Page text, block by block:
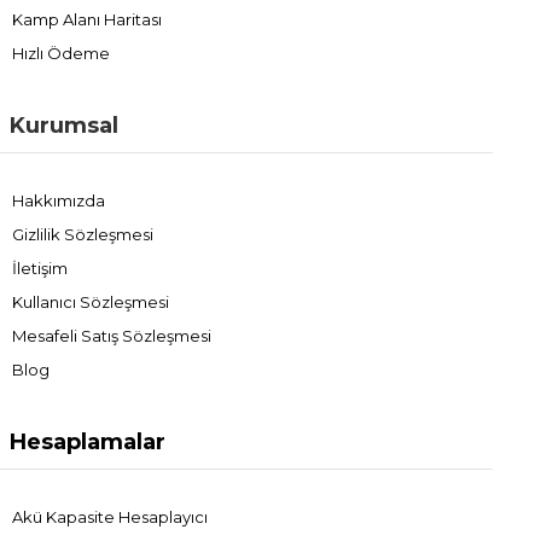
Kamp Alanı Haritası
Hızlı Ödeme
Kurumsal
Hakkımızda
Gizlilik Sözleşmesi
İletişim
Kullanıcı Sözleşmesi
Mesafeli Satış Sözleşmesi
Blog
Hesaplamalar
Akü Kapasite Hesaplayıcı